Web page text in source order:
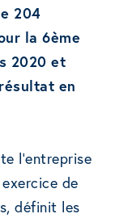
204
la 6ème
2020 et
en
l’entreprise
de
définit les